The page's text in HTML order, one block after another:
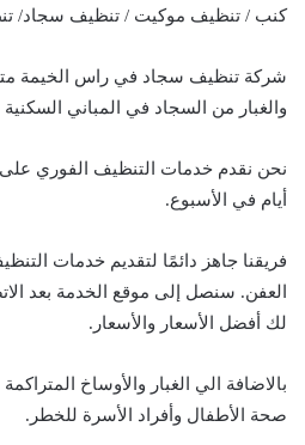
كنب / تنظيف موكيت / تنظيف سجاد/
شركة تنظيف سجاد في راس الخيمة
والغبار من السجاد في المباني السكنية
أيام في الأسبوع.
فريقنا جاهز دائمًا لتقديم خدمات
لك أفضل الأسعار والأسعار.
بالاضافة الي الغبار والأوساخ
صحة الأطفال وأفراد الأسرة للخطر.